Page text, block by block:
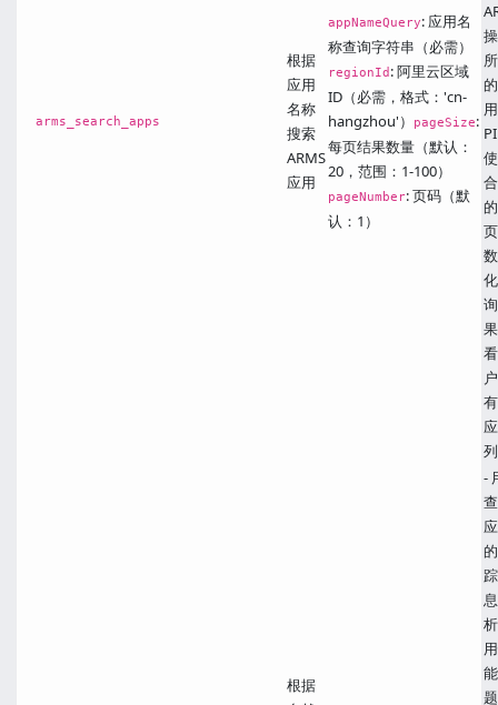
arms_search_apps
根据
应用
名称
搜索
ARMS
应用
appNameQuery: 应用名
称查询字符串（必需）
regionId : 阿里云区域
ID（必需，格式：'cn-
hangzhou'）
pageSize:
每页结果数量（默认：
20，范围：1-100）
pageNumber: 页码（默
认：1）
用
根据
-